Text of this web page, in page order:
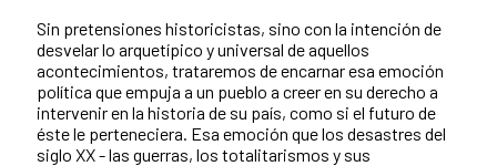
Sin pretensiones historicistas, sino con la intención de
desvelar lo arquetípico y universal de aquellos
acontecimientos, trataremos de encarnar esa emoción
política que empuja a un pueblo a creer en su derecho a
intervenir en la historia de su país, como si el futuro de
éste le perteneciera. Esa emoción que los desastres del
siglo XX - las guerras, los totalitarismos y sus